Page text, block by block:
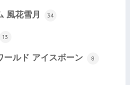
風花雪月 34
13
ールド アイスボーン 8